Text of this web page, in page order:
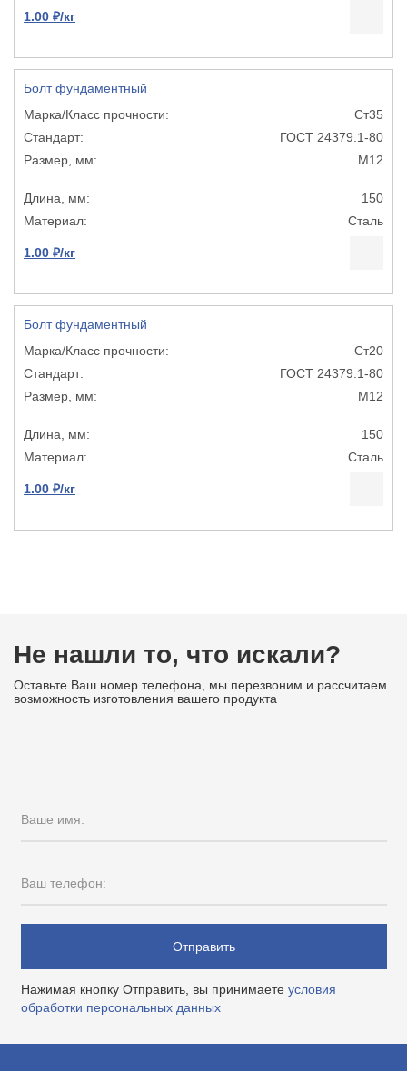
1.00 ₽/кг
Болт фундаментный
Ст35
ГОСТ 24379.1-80
М12
150
Сталь
1.00 ₽/кг
Болт фундаментный
Ст20
ГОСТ 24379.1-80
М12
150
Сталь
1.00 ₽/кг
Не нашли то, что искали?
Оставьте Ваш номер телефона, мы перезвоним и рассчитаем
возможность изготовления вашего продукта
Ваше имя:
Ваш телефон:
Отправить
Нажимая кнопку Отправить, вы принимаете условия
обработки персональных данных